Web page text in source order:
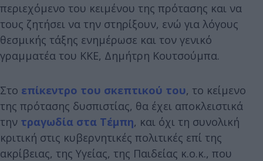
περιεχόμενο του κειμένου της πρότασης και να
τους ζητήσει να την στηρίξουν, ενώ για λόγους
θεσμικής τάξης ενημέρωσε και τον γενικό
γραμματέα του ΚΚΕ, Δημήτρη Κουτσούμπα.
Στο επίκεντρο του σκεπτικού του, το κείμενο
της πρότασης δυσπιστίας, θα έχει αποκλειστικά
την τραγωδία στα Τέμπη, και όχι τη συνολική
κριτική στις κυβερνητικές πολιτικές επί της
ακρίβειας, της Υγείας, της Παιδείας κ.ο.κ., που